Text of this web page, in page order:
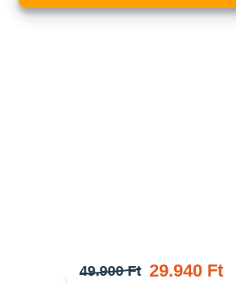
49.900 Ft 29.940 Ft